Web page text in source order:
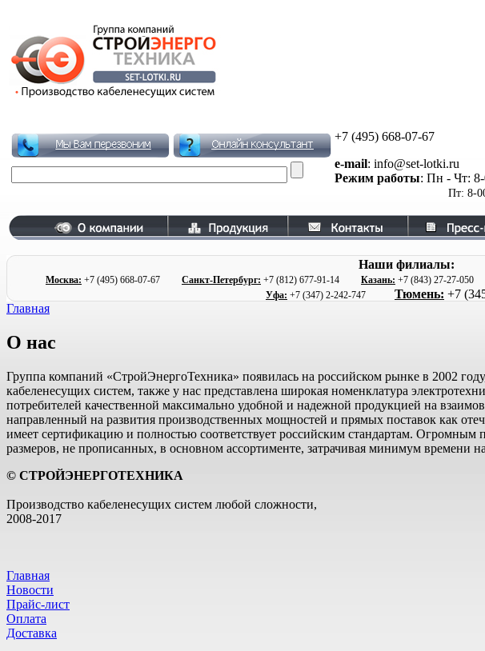
+7 (495) 668-07-67
e-mail: info@set-lotki.ru
Режим работы: Пн - Чт:
Пт: 8-
Наши филиалы:
Москва: +7 (495) 668-07-67 Санкт-Петербург: +7 (812) 677-91-14 Казань: +7 (843) 27-27-
Уфа: +7 (347) 2-242-747 Тюмень: +7
Главная
О нас
Группа компаний «CтройЭнергоТехника» появилась на российском рынке в 2002
кабеленесущих систем, также у нас представлена широкая номенклатура
потребителей качественной максимально удобной и надежной продукцией на
направленный на развития производственных мощностей и прямых поставок как
имеет сертификацию и полностью соответствует российским стандартам.
размеров, не прописанных, в основном ассортименте, затрачивая минимум времени
© СТРОЙЭНЕРГОТЕХНИКА
Производство кабеленесущих систем любой сложности,
2008-2017
Главная
Новости
Прайс-лист
Оплата
Доставка